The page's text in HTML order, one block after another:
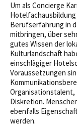
Um als Concierge
Berufserfahrung in
mitbringen, über
gutes Wissen der
Kulturlandschaft
einschlägiger
Voraussetzungen
Organisationstalent,
Diskretion.
ebenfalls
werden.